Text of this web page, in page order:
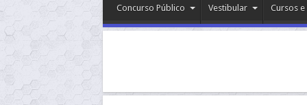
Concurso Público Vestibular Cursos